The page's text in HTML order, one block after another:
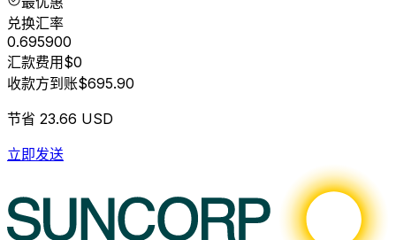
兑换汇率
0.695900
汇款费用 $0
收款方到账$695.90
节省 23.66 USD
立即发送